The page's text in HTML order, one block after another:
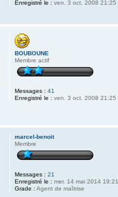
Enregistré le : ven. 3 oct. 2008 21:25
BOUBOUNE
Membre actif
Messages : 41
Enregistré le : ven. 3 oct. 2008 21:25
marcel-benoit
Membre
Messages : 21
Enregistré le : mer. 14 mai 2014 19:21
Grade : Agent de maîtrise